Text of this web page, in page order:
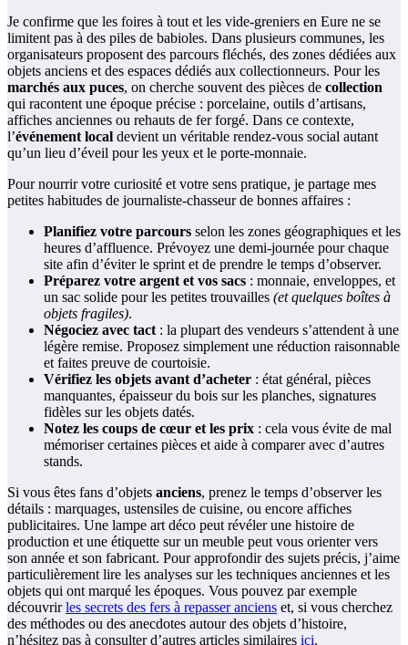
Je confirme que les foires à tout et les vide-greniers en Eure ne se
limitent pas à des piles de babioles. Dans plusieurs communes, les
organisateurs proposent des parcours fléchés, des zones dédiées aux
objets anciens et des espaces dédiés aux collectionneurs. Pour les
marchés aux puces, on cherche souvent des pièces de collection
qui racontent une époque précise : porcelaine, outils d’artisans,
affiches anciennes ou rehauts de fer forgé. Dans ce contexte,
l’événement local devient un véritable rendez-vous social autant
qu’un lieu d’éveil pour les yeux et le porte-monnaie.
Pour nourrir votre curiosité et votre sens pratique, je partage mes
petites habitudes de journaliste-chasseur de bonnes affaires :
Planifiez votre parcours selon les zones géographiques et les
heures d’affluence. Prévoyez une demi-journée pour chaque
site afin d’éviter le sprint et de prendre le temps d’observer.
Préparez votre argent et vos sacs : monnaie, enveloppes, et
un sac solide pour les petites trouvailles (et quelques boîtes à
objets fragiles).
Négociez avec tact : la plupart des vendeurs s’attendent à une
légère remise. Proposez simplement une réduction raisonnable
et faites preuve de courtoisie.
Vérifiez les objets avant d’acheter : état général, pièces
manquantes, épaisseur du bois sur les planches, signatures
fidèles sur les objets datés.
Notez les coups de cœur et les prix : cela vous évite de mal
mémoriser certaines pièces et aide à comparer avec d’autres
stands.
Si vous êtes fans d’objets anciens, prenez le temps d’observer les
détails : marquages, ustensiles de cuisine, ou encore affiches
publicitaires. Une lampe art déco peut révéler une histoire de
production et une étiquette sur un meuble peut vous orienter vers
son année et son fabricant. Pour approfondir des sujets précis, j’aime
particulièrement lire les analyses sur les techniques anciennes et les
objets qui ont marqué les époques. Vous pouvez par exemple
découvrirles secrets des fers à repasser anciens et, si vous cherchez
des méthodes ou des anecdotes autour des objets d’histoire,
n’hésitez pas à consulter d’autres articles similaires ici.